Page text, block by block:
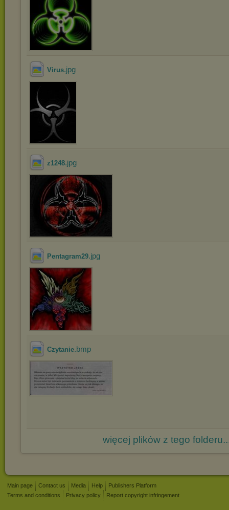
Virus.jpg
z1248.jpg
Pentagram29.jpg
Czytanie.bmp
więcej plików z tego
Main page Contact us Media Help
Publishers Platform
Terms and conditions
Privacy policy Report copyright infringement